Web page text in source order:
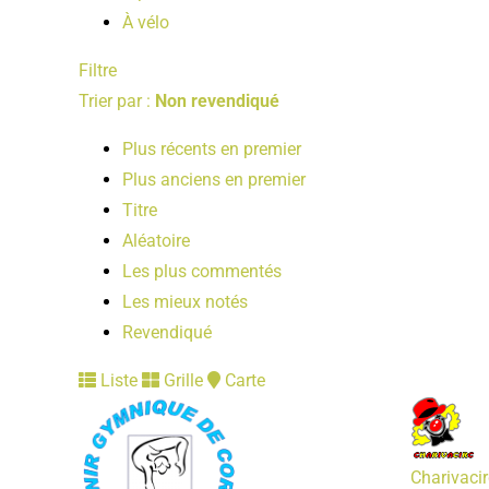
À vélo
Filtre
Trier par : Non revendiqué
Plus récents en premier
Plus anciens en premier
Titre
Aléatoire
Les plus commentés
Les mieux notés
Revendiqué
Liste Grille Carte